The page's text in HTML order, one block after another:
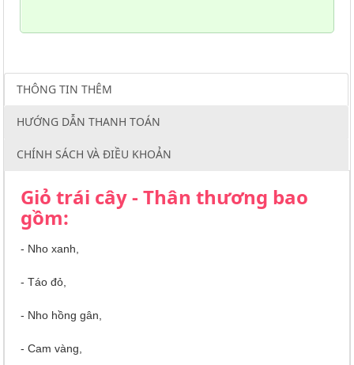
THÔNG TIN THÊM
HƯỚNG DẪN THANH TOÁN
CHÍNH SÁCH VÀ ĐIỀU KHOẢN
Giỏ trái cây - Thân thương bao
gồm:
- Nho xanh,
- Táo đỏ,
- Nho hồng gân,
- Cam vàng,